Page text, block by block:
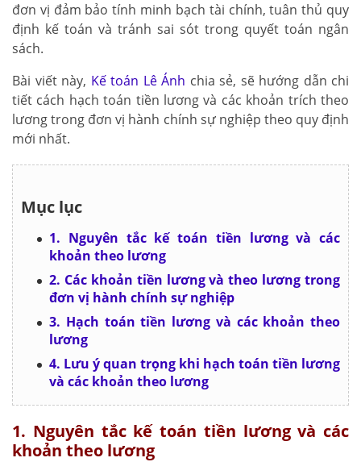
đơn vị đảm bảo tính minh bạch tài chính, tuân thủ quy
định kế toán và tránh sai sót trong quyết toán ngân
sách.
Bài viết này, Kế toán Lê Ánh chia sẻ, sẽ hướng dẫn chi
tiết cách hạch toán tiền lương và các khoản trích theo
lương trong đơn vị hành chính sự nghiệp theo quy định
mới nhất.
Mục lục
1. Nguyên tắc kế toán tiền lương và các
khoản theo lương
2. Các khoản tiền lương và theo lương trong
đơn vị hành chính sự nghiệp
3. Hạch toán tiền lương và các khoản theo
lương
4. Lưu ý quan trọng khi hạch toán tiền lương
và các khoản theo lương
1. Nguyên tắc kế toán tiền lương và các
khoản theo lương